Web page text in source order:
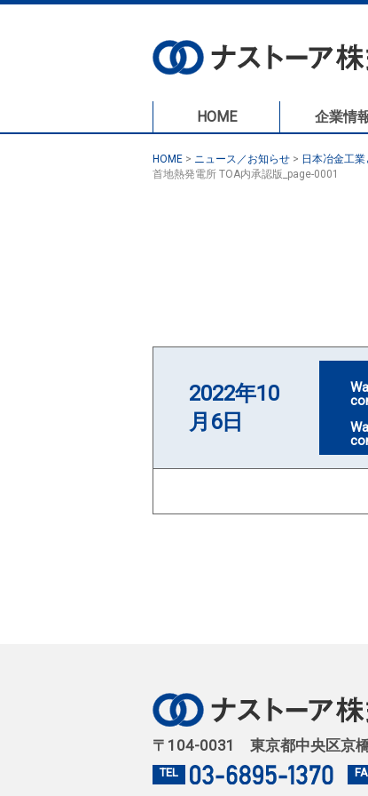
HOME 企業情
HOME > ニュース／お知らせ > 日本冶金工
首地熱発電所 TOA内承認版_page-0001
2022年10
月6日
〒104-0031 東京都中央区京
TEL